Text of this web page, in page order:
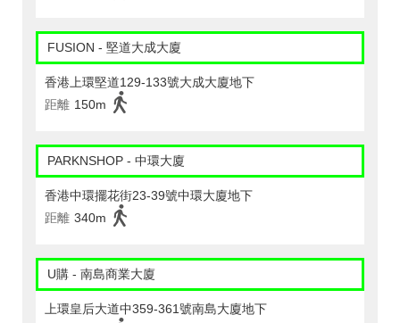
FUSION - 堅道大成大廈
香港上環堅道129-133號大成大廈地下
距離 150m
PARKNSHOP - 中環大廈
香港中環擺花街23-39號中環大廈地下
距離 340m
U購 - 南島商業大廈
上環皇后大道中359-361號南島大廈地下